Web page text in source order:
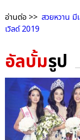
อ่านต่อ >> สวยหวาน
เวิลด์ 2019
อัลบั้มรูป